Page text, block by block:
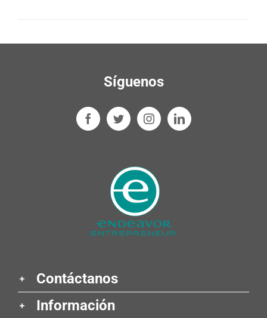
Síguenos
Contáctanos
Información